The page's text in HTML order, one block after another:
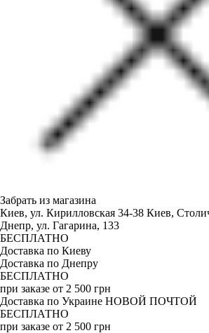
Забрать из магазина
Киев, ул. Кирилловская 34-38 Киев,
Днепр, ул. Гагарина, 133
БЕСПЛАТНО
Доставка по Киеву
Доставка по Днепру
БЕСПЛАТНО
при заказе от 2 500 грн
Доставка по Украине НОВОЙ ПОЧТОЙ
БЕСПЛАТНО
при заказе от 2 500 грн